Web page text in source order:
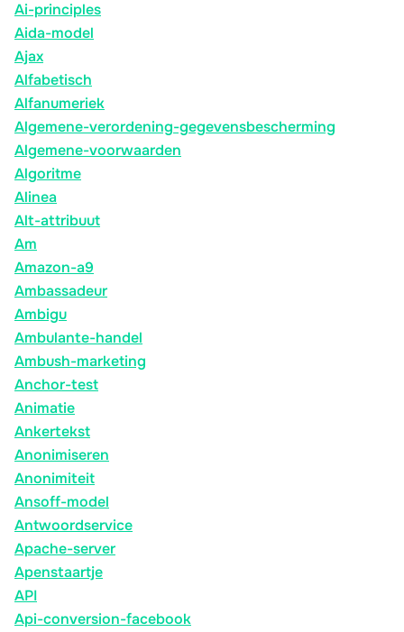
Ai-principles
Aida-model
Ajax
Alfabetisch
Alfanumeriek
Algemene-verordening-gegevensbescherming
Algemene-voorwaarden
Algoritme
Alinea
Alt-attribuut
Am
Amazon-a9
Ambassadeur
Ambigu
Ambulante-handel
Ambush-marketing
Anchor-test
Animatie
Ankertekst
Anonimiseren
Anonimiteit
Ansoff-model
Antwoordservice
Apache-server
Apenstaartje
API
Api-conversion-facebook